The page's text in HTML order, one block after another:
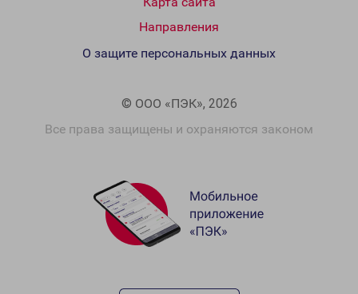
Направления
© ООО «ПЭК», 2026
Все права защищены и охраняются законом
О защите персональных данных